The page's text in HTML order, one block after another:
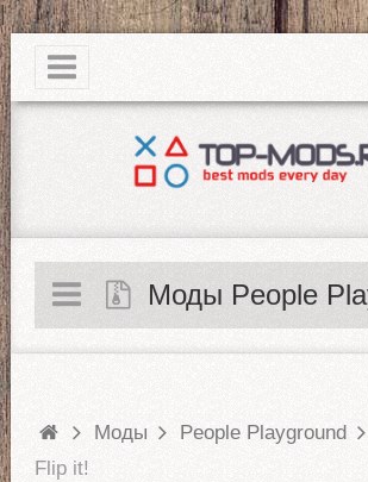
|
Моды People
Моды People Playground
Flip it!